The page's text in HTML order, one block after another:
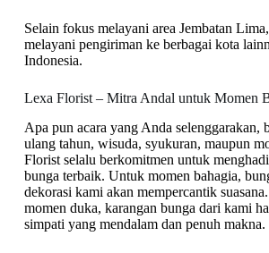
Selain fokus melayani area Jembatan
melayani pengiriman ke berbagai kota
Indonesia.
Lexa Florist – Mitra Andal untuk Momen
Apa pun acara yang Anda selenggarakan,
ulang tahun, wisuda, syukuran, maupun
Florist selalu berkomitmen untuk
bunga terbaik. Untuk momen bahagia,
dekorasi kami akan mempercantik
momen duka, karangan bunga dari kami
simpati yang mendalam dan penuh makna.